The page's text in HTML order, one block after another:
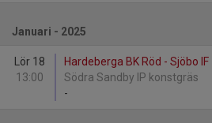
Januari - 2025
Lör 18
13:00
Hardeberga BK Röd - Sjöbo IF
Södra Sandby IP konstgräs
-